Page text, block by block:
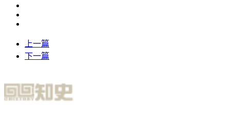
上一篇
下一篇